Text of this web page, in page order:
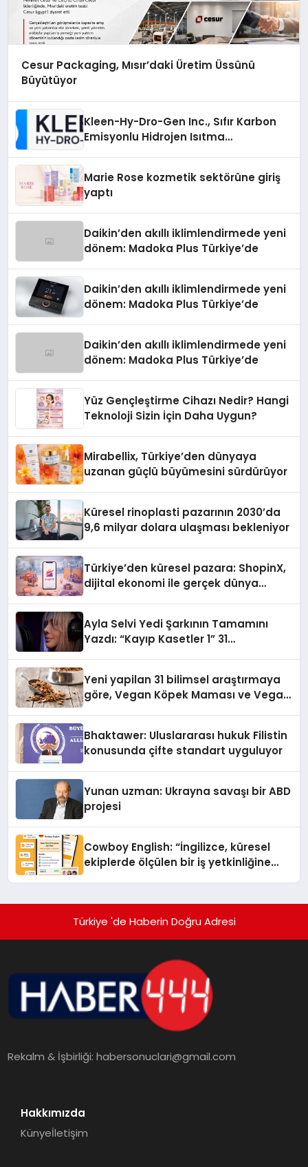
Cesur Packaging, Mısır’daki Üretim Üssünü
Büyütüyor
Kleen-Hy-Dro-Gen Inc., Sıfır Karbon
Emisyonlu Hidrojen Isıtma
Marie Rose kozmetik sektörüne giriş
yaptı
Daikin’den akıllı iklimlendirmede yeni
dönem: Madoka Plus Türkiye’de
Daikin’den akıllı iklimlendirmede yeni
dönem: Madoka Plus Türkiye’de
Daikin’den akıllı iklimlendirmede yeni
dönem: Madoka Plus Türkiye’de
Yüz Gençleştirme Cihazı Nedir? Hangi
Teknoloji Sizin İçin Daha Uygun?
Mirabellix, Türkiye’den dünyaya
uzanan güçlü büyümesini sürdürüyor
Küresel rinoplasti pazarının 2030’da
9,6 milyar dolara ulaşması bekleniyor
Türkiye’den küresel pazara: ShopinX,
dijital ekonomi ile gerçek dünya
Ayla Selvi Yedi Şarkının Tamamını
Yazdı: “Kayıp Kasetler 1” 31
Yeni yapilan 31 bilimsel araştırmaya
göre, Vegan Köpek Maması ve Vegan
Bhaktawer: Uluslararası hukuk Filistin
konusunda çifte standart uyguluyor
Yunan uzman: Ukrayna savaşı bir ABD
projesi
Cowboy English: “İngilizce, küresel
ekiplerde ölçülen bir iş yetkinliğine
Türkiye 'de Haberin Doğru Adresi
Rekalm & İşbirliği:habersonuclari@gmail.com
Hakkımızda
Künyeİletişim